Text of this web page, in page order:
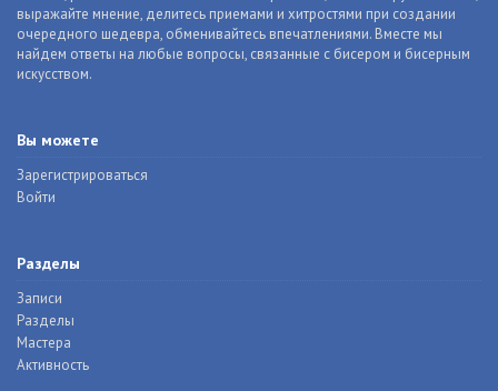
выражайте мнение, делитесь приемами и хитростями при создании
очередного шедевра, обменивайтесь впечатлениями. Вместе мы
найдем ответы на любые вопросы, связанные с бисером и бисерным
искусством.
Вы можете
Зарегистрироваться
Войти
Разделы
Записи
Разделы
Мастера
Активность